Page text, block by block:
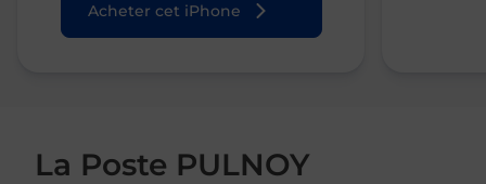
Acheter cet iPhone
La Poste PULNOY